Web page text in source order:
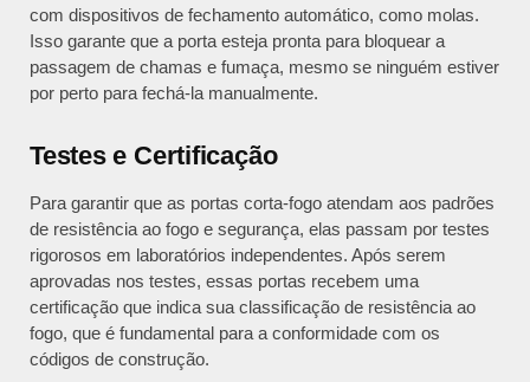
com dispositivos de fechamento automático, como molas.
Isso garante que a porta esteja pronta para bloquear a
passagem de chamas e fumaça, mesmo se ninguém estiver
por perto para fechá-la manualmente.
Testes e Certificação
Para garantir que as portas corta-fogo atendam aos padrões
de resistência ao fogo e segurança, elas passam por testes
rigorosos em laboratórios independentes. Após serem
aprovadas nos testes, essas portas recebem uma
certificação que indica sua classificação de resistência ao
fogo, que é fundamental para a conformidade com os
códigos de construção.